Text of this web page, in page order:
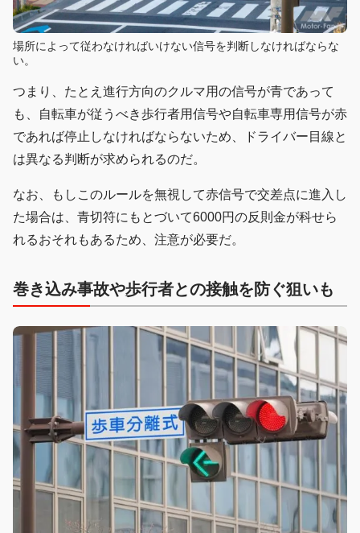
場所によって従わなければいけない信号を判断しなければならな
い。
つまり、たとえ進行方向のクルマ用の信号が青であって
も、自転車が従うべき歩行者用信号や自転車専用信号が赤
であれば停止しなければならないため、ドライバー目線と
は異なる判断が求められるのだ。
なお、もしこのルールを無視して赤信号で交差点に進入し
た場合は、青切符にもとづいて6000円の反則金が科せら
れるおそれもあるため、注意が必要だ。
巻き込み事故や歩行者との接触を防ぐ狙いも